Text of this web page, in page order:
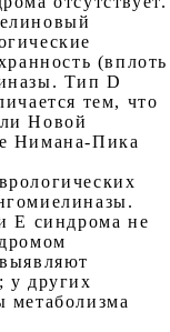
(вплоть
Тип D
тем, что
Новой
Нимана-Пика
Е синдрома не
у других
метаболизма